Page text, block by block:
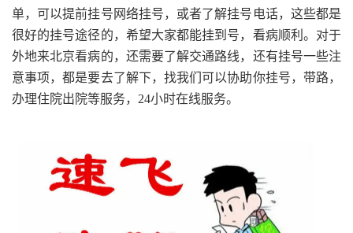
单，可以提前挂号网络挂号，或者了解挂号电话，这些都是
很好的挂号途径的，希望大家都能挂到号，看病顺利。对于
外地来北京看病的，还需要了解交通路线，还有挂号一些注
意事项，都是要去了解下，找我们可以协助你挂号，带路，
办理住院出院等服务，24小时在线服务。